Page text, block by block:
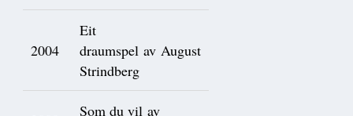
2004
Eit
draumspel av August
Strindberg
Som du vil av